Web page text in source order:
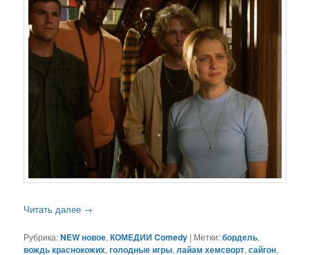
Читать далее →
Рубрика:NEW новое,КОМЕДИИ Comedy | Метки:бордель,
вождь краснокожих,голодные игры,лайам хемсворт,сайгон,